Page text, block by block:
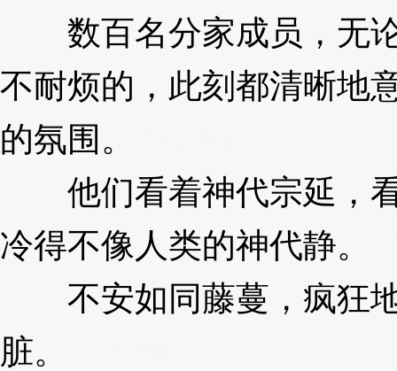
数百名分家成员，无论
不耐烦的，此刻都清晰地
的氛围。
他们看着神代宗延，看
冷得不像人类的神代静。
不安如同藤蔓，疯狂地
脏。